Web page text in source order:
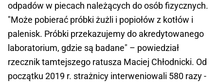
odpadów w piecach należących do osób fizycznych.
"Może pobierać próbki żużli i popiołów z kotłów i
palenisk. Próbki przekazujemy do akredytowanego
laboratorium, gdzie są badane" – powiedział
rzecznik tamtejszego ratusza Maciej Chłodnicki. Od
początku 2019 r. strażnicy interweniowali 580 razy -